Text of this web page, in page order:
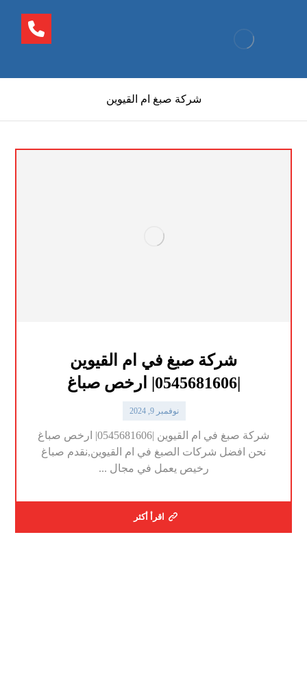
شركة صبغ ام القيوين
شركة صبغ في ام القيوين
|0545681606| ارخص صباغ
نوفمبر 9, 2024
شركة صبغ في ام القيوين |0545681606| ارخص صباغ
نحن افضل شركات الصبغ في ام القيوين,نقدم صباغ
رخيص يعمل في مجال ...
اقرأ أكثر